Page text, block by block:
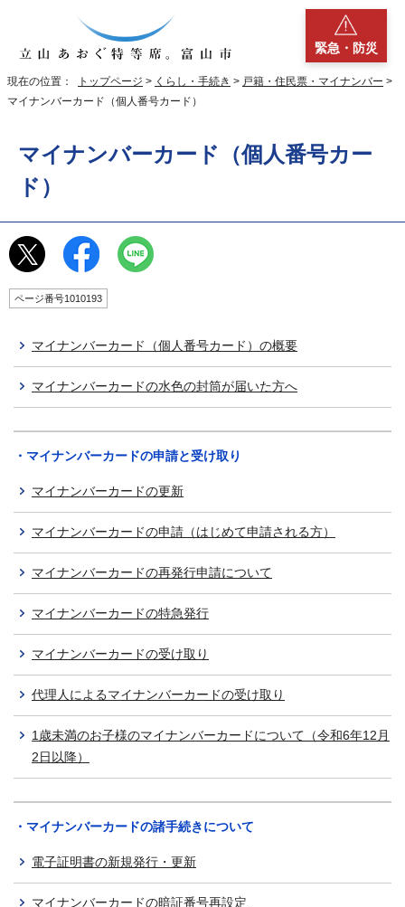
緊急・防災
現在の位置： トップページ > くらし・手続き > 戸籍・住民票・マイナンバー >
マイナンバーカード（個人番号カード）
マイナンバーカード（個人番号カー
ド）
ページ番号1010193
マイナンバーカード（個人番号カード）の概要
マイナンバーカードの水色の封筒が届いた方へ
・マイナンバーカードの申請と受け取り
マイナンバーカードの更新
マイナンバーカードの申請（はじめて申請される方）
マイナンバーカードの再発行申請について
マイナンバーカードの特急発行
マイナンバーカードの受け取り
代理人によるマイナンバーカードの受け取り
1歳未満のお子様のマイナンバーカードについて（令和6年12月
2日以降）
・マイナンバーカードの諸手続きについて
電子証明書の新規発行・更新
マイナンバーカードの暗証番号再設定